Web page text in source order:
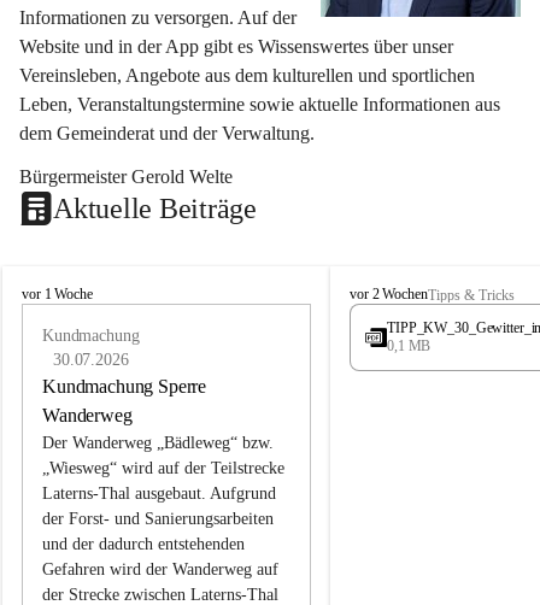
Informationen zu versorgen. Auf der
Website und in der App gibt es Wissenswertes über unser
Vereinsleben, Angebote aus dem kulturellen und sportlichen
Leben, Veranstaltungstermine sowie aktuelle Informationen aus
dem Gemeinderat und der Verwaltung.
Bürgermeister Gerold Welte
Aktuelle Beiträge
L
vor 1 Woche
Kundmachung
30.07.2026
Kundmachung Sperre
Wanderweg
Der Wanderweg „Bädleweg“ bzw.
„Wiesweg“ wird auf der Teilstrecke
Laterns-Thal ausgebaut. Aufgrund
der Forst- und Sanierungsarbeiten
und der dadurch entstehenden
Gefahren wird der Wanderweg auf
der Strecke zwischen Laterns-Thal
L
a
e
vor 2 WochenTipps & Tricks
0,1 MB